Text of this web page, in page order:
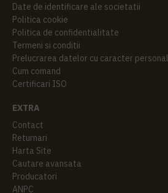
Date de identificare ale societatii
Politica cookie
Politica de confidentialitate
Termeni si conditii
Prelucrarea datelor cu caracter personal
Cum comand
Certificari ISO
EXTRA
Contact
Returnari
Harta Site
Cautare avansata
Producatori
ANPC